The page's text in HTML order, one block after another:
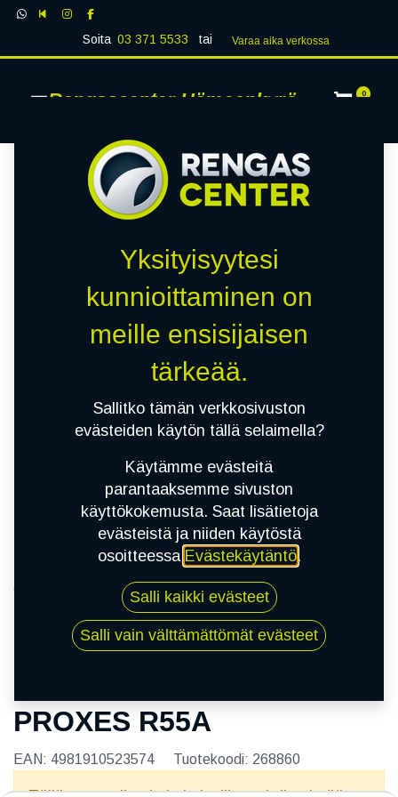
Soita 03 371 5533 tai Varaa aika verk​​​​ossa
Rengascenter Hämeenkyrö 0
185/60R16 86H TOYO PROXES R55A
PROXES R55A
EAN: 4981910523574 Tuotekoodi: 268860
Yksityisyytesi
kunnioittaminen on
meille ensisijaisen
tärkeää.
Sallitko tämän verkkosivuston
evästeiden käytön tällä selaimella?
Käytämme evästeitä
parantaaksemme sivuston
käyttökokemusta. Saat lisätietoja
evästeistä ja niiden käytöstä
osoitteessa Evästekäytäntö.
Salli kaikki evästeet
Salli vain välttämättömät evästeet